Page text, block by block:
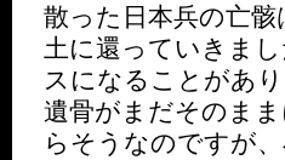
散った日本兵の亡
土に還っていきま
スになることがあ
遺骨がまだそのま
らそうなのですが